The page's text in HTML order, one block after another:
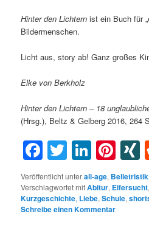
Hinter den Lichtern ist ein Buch für
Bildermenschen.
Licht aus, story ab! Ganz großes
Elke von Berkholz
Hinter den Lichtern – 18
(Hrsg.), Beltz & Gelberg 2016, 264
Facebook
Twitter
Veröffentlicht unterall-age, Belletristik
Verschlagwortet mitAbitur, Eifersucht
Kurzgeschichte, Liebe,Schule,
Schreibe einen Kommentar